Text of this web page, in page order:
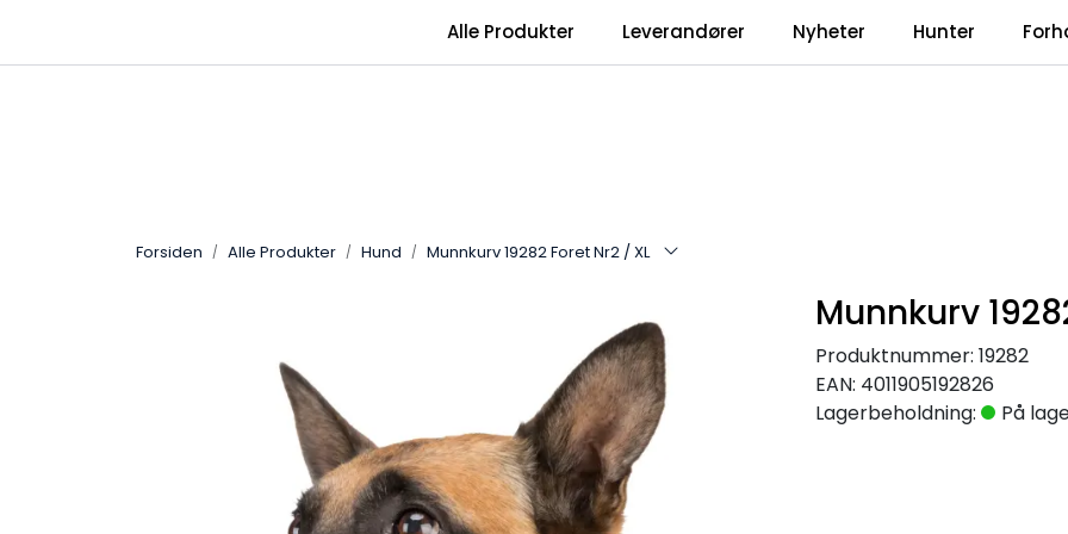
Alle Produkter Leverandører Nyheter Hunter
Forsiden Alle Produkter Hund Munnkurv 19282 Foret Nr2 / XL
Munnkurv
Produktnummer: 19282
EAN: 4011905192826
Lagerbeholdning:
På